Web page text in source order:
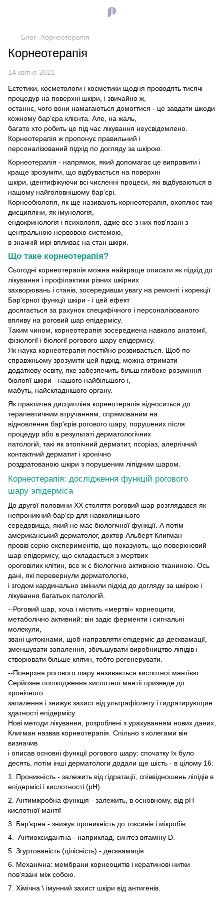
Блог Корнеотерапія
Корнеотерапія
14 квітня 2021
Естетики, косметологи і косметики щодня проводять тисячі
процедур на поверхні шкіри, і звичайно ж,
останнє, чого вони намагаються домогтися - це завдати шкоди
кожному бар'єра клієнта. Але, на жаль,
багато хто робить це під час лікування неусвідомлено.
Корнеотерапія ж пропонує правильний і
персоналізований підхід по догляду за шкірою.
Корнеотерапія - напрямок, який допомагає це виправити і
краще зрозуміти, що відбувається на поверхні
шкіри, ідентифікуючи всі численні процеси, які відбуваються в
нашому найголовнішому бар'єрі.
Корнеобіологія, як ще називають корнеотерапія, охоплює такі
дисципліни, як імунологія,
ендокринологія і психологія, адже все з них пов'язані з
центральною нервовою системою,
в значній мірі впливає на стан шкіри.
Що таке корнеотерапія?
Сьогодні корнеотерапія можна найкраще описати як підхід до
лікування і профілактики різних шкірних
захворювань і станів, зосередивши увагу на ремонті і корекції
Бар'єрної функції шкіри - і цей ефект
досягається за рахунок специфічного і персоналізованого
впливу на роговий шар епідермісу.
Таким чином, корнеотерапія зосереджена навколо анатомії,
фізіології і біології рогового шару епідермісу.
Як наука корнеотерапія постійно розвивається. Щоб по-
справжньому зрозуміти цей підхід, можна отримати
додаткову освіту, яке забезпечить більш глибоке розуміння
біології шкіри - нашого найбільшого і,
мабуть, найскладнішого органу.
Як практична дисципліна корнеотерапія відноситься до
терапевтичним втручанням, спрямованим на
відновлення бар'єрів рогового шару, порушених після
процедур або в результаті дерматологічних
патологій, такі як атопічний дерматит, псоріаз, алергічний
контактний дерматит і хронічно
роздратованою шкіри з порушеним ліпідним шаром.
Корнеотерапія: дослідження функцій рогового
шару эпідерміса
До другої половини XX століття роговий шар розглядався як
непроникний бар'єр для навколишнього
середовища, який не має біологічної функції. А потім
американський дерматолог, доктор Альберт Клигман
провів серію експериментів, що показують, що поверхневий
шар епідермісу, що складається з мертвих
ороговілих клітин, все ж є біологічно активною тканиною. Ось
дані, які перевернули дерматологію,
і згодом кардинально змінили підхід до догляду за шкірою і
лікування багатьох патологій.
--Роговий шар, хоча і містить «мертві» корнеоцити,
метаболічно активний: він задіє ферменти і сигнальні
молекули,
звані цитокінами, щоб направляти епідерміс до десквамації,
зменшувати запалення, збільшувати виробництво ліпідів і
створювати більше клітин, тобто регенерувати.
--Поверхня рогового шару називається кислотної мантією.
Серйозне пошкодження кислотної мантії призведе до
хронічного
запалення і знижує захист від ультрафіолету і гидратирующие
здатності епідермісу.
Нові методи лікування, розроблені з урахуванням нових даних,
Клигман назвав корнеотерапія. Спільно з колегами він
визначив
і описав основні функції рогового шару: спочатку їх було
десять, потім інші дерматологи додали ще шість - в цілому 16:
1. Проникність - залежить від гідратації, співвідношень ліпідів в
епідермісі і кислотності (рН).
2. Антимікробна функція - залежить, в основному, від рН
кислотної мантії
3. Бар'єрна - знижує проникність до токсинів і мікробів.
4. Антиоксидантна - наприклад, синтез вітаміну D.
5. Згуртованість (цілісність) - десквамація
6. Механічна: мембрани корнеоцитів і кератинові нитки
пов'язані між собою.
7. Хімічна \ імунний захист шкіри від антигенів.